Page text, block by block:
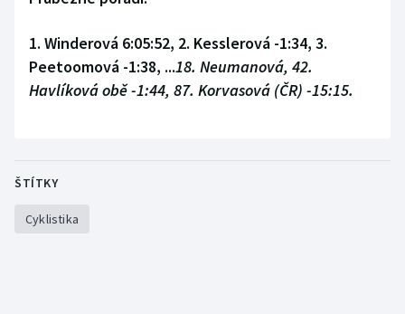
Plážový volejbal
Rychlobruslení
Short track
Sportovní střelba
1. Winderová 6:05:52, 2. Kesslerová -1:34, 3.
Peetoomová -1:38, ...18. Neumanová, 42.
Havlíková obě -1:44, 87. Korvasová (ČR) -15:15.
ŠTÍTKY
Cyklistika